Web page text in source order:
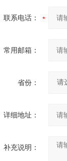
联系电话：
常用邮箱：
省份：
详细地址：
补充说明：